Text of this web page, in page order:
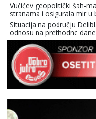
Vučićev geopolitički šah-
stranama i osigurala mir u
Situacija na području
odnosu na prethodne dane